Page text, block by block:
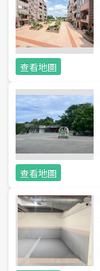
花蓮縣
金門連江
不拘
1樓
3樓
5~10樓
21樓以上
格局
查看地圖
查看地圖